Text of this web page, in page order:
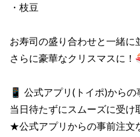
・枝豆
お寿司の盛り合わせと一緒に
さらに豪華なクリスマスに
📱 公式アプリ(トイポ)からの
当日待たずにスムーズに受け
★公式アプリからの事前注文